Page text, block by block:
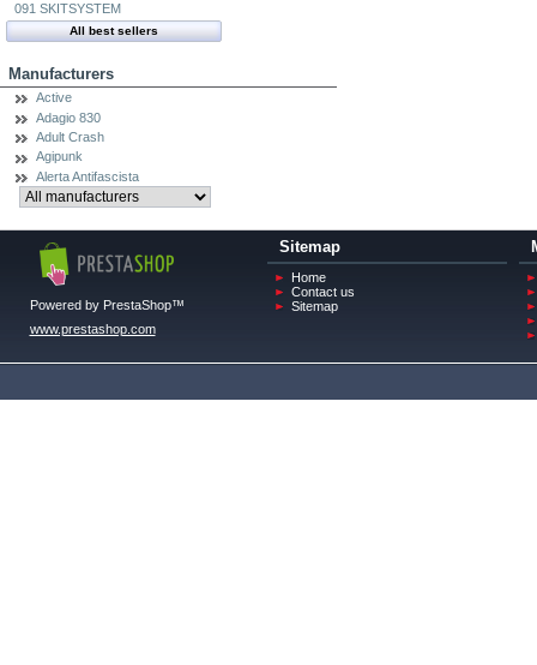
091 SKITSYSTEM
All best sellers
Manufacturers
Active
Adagio 830
Adult Crash
Agipunk
Alerta Antifascista
Powered by PrestaShop™
www.prestashop.com
Sitemap
Home
Contact us
Sitemap